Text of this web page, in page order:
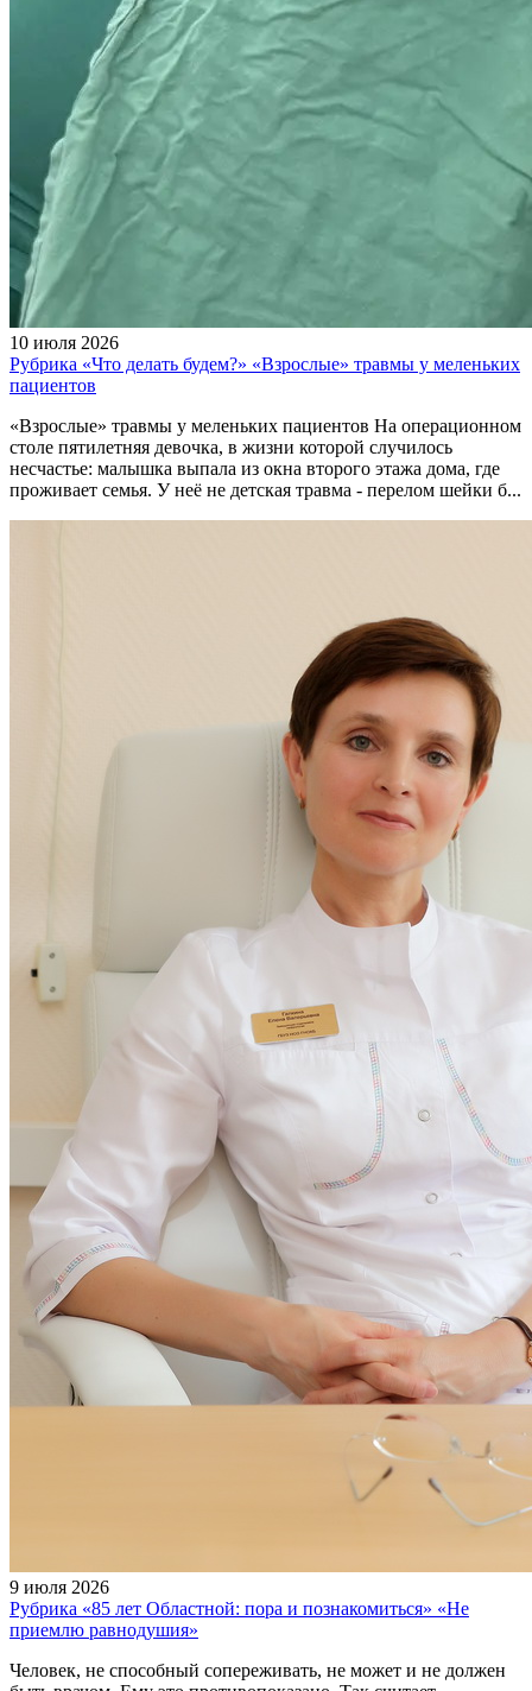
10 июля 2026
Рубрика «Что делать будем?» «Взрослые» травмы у меленьких
пациентов
«Взрослые» травмы у меленьких пациентов На операционном
столе пятилетняя девочка, в жизни которой случилось
несчастье: малышка выпала из окна второго этажа дома, где
проживает семья. У неё не детская травма - перелом шейки б...
9 июля 2026
Рубрика «85 лет Областной: пора и познакомиться» «Не
приемлю равнодушия»
Человек, не способный сопереживать, не может и не должен